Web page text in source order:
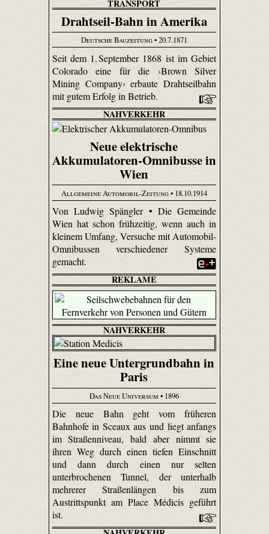
TRANSPORT
Drahtseil-Bahn in Amerika
Deutsche Bauzeitung• 20.7.1871
Seit dem 1. September 1868 ist im Gebiet
Colorado eine für die ›Brown Silver
Mining Company‹ erbaute Drahtseilbahn
mit gutem Erfolg in Betrieb.
NAHVERKEHR
Neue elektrische
Akkumulatoren-Omnibusse in
Wien
Allgemeine Automobil-Zeitung• 18.10.1914
Von Ludwig Spängler • Die Gemeinde
Wien hat schon frühzeitig, wenn auch in
kleinem Umfang, Versuche mit Automobil-
Omnibussen verschiedener Systeme
gemacht.
REKLAME
NAHVERKEHR
Eine neue Untergrundbahn in
Paris
Das Neue Universum • 1896
Die neue Bahn geht vom früheren
Bahnhofe in Sceaux aus und liegt anfangs
im Straßenniveau, bald aber nimmt sie
ihren Weg durch einen tiefen Einschnitt
und dann durch einen nur selten
unterbrochenen Tunnel, der unterhalb
mehrerer Straßenlängen bis zum
Austrittspunkt am Place Médicis geführt
ist.